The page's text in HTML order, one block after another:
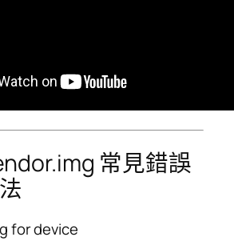
常見錯誤
for device